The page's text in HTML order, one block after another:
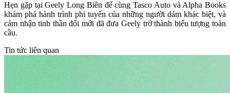
Hẹn gặp tại Geely Long Biên để cùng Tasco Auto và Alpha Books
khám phá hành trình phi tuyến của những người dám khác biệt, và
cảm nhận tinh thần đổi mới đã đưa Geely trở thành biểu tượng toàn
cầu.
Tin tức liên quan